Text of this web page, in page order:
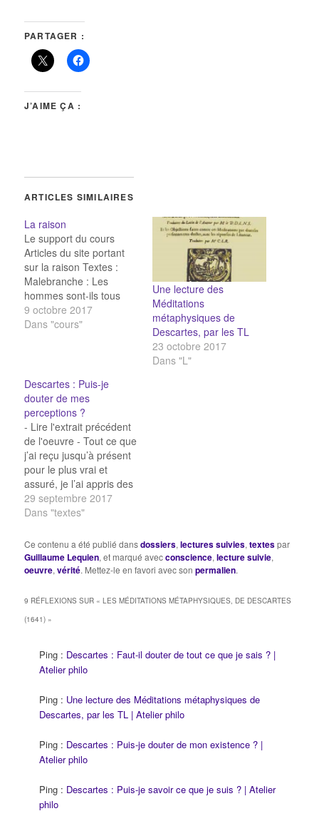
PARTAGER :
J’AIME ÇA :
ARTICLES SIMILAIRES
La raison
Le support du cours
Articles du site portant
sur la raison Textes :
Malebranche : Les
hommes sont-ils tous
raisonnables ?
Descartes : Faut-il
perceptions ? Descartes
: Puis-je douter de toutes
mes idées ? Descartes…
9 octobre 2017
Dans "cours"
Une lecture des
Méditations
métaphysiques de
Descartes, par les TL
23 octobre 2017
Dans "L"
Descartes : Puis-je
douter de mes
perceptions ?
- Lire l'extrait précédent
de l'oeuvre - Tout ce que
j’ai reçu jusqu’à présent
pour le plus vrai et
assuré, je l’ai appris des
sens, ou par les sens :
or j’ai quelquefois
étaient trompeurs, et il
est de la prudence de ne
se fier jamais…
29 septembre 2017
Dans "textes"
Ce contenu a été publié dansdossiers,lectures suivies,textespar
Guillaume Lequien, et marqué avecconscience,lecture suivie,
oeuvre,vérité. Mettez-le en favori avec sonpermalien.
9 RÉFLEXIONS SUR «LES MÉDITATIONS MÉTAPHYSIQUES, DE DESCARTES
(1641) »
Ping : Descartes : Faut-il douter de tout ce que je sais ? |
Atelier philo
Ping : Une lecture des Méditations métaphysiques de
Descartes, par les TL | Atelier philo
Ping : Descartes : Puis-je douter de mon existence ? |
Atelier philo
Ping : Descartes : Puis-je savoir ce que je suis ? | Atelier
philo